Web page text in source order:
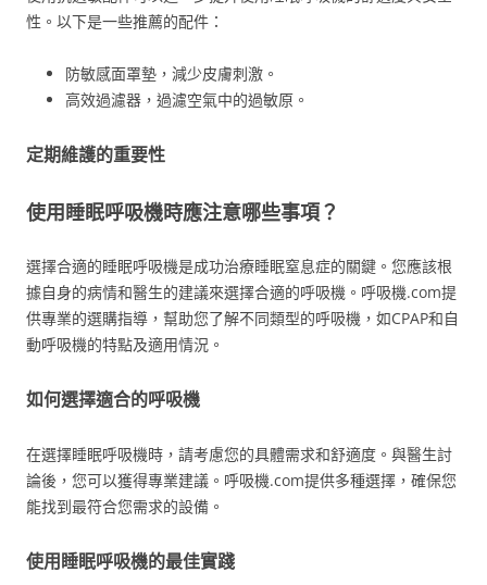
性。以下是一些推薦的配件：
防敏感面罩墊，減少皮膚刺激。
高效過濾器，過濾空氣中的過敏原。
定期維護的重要性
使用睡眠呼吸機時應注意哪些事項？
選擇合適的睡眠呼吸機是成功治療睡眠窒息症的關鍵。您應該根
據自身的病情和醫生的建議來選擇合適的呼吸機。呼吸機.com提
供專業的選購指導，幫助您了解不同類型的呼吸機，如CPAP和自
動呼吸機的特點及適用情況。
如何選擇適合的呼吸機
在選擇睡眠呼吸機時，請考慮您的具體需求和舒適度。與醫生討
論後，您可以獲得專業建議。呼吸機.com提供多種選擇，確保您
能找到最符合您需求的設備。
使用睡眠呼吸機的最佳實踐